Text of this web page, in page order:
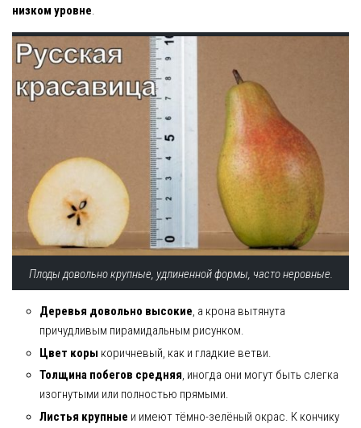
низком уровне.
Плоды довольно крупные, удлиненной формы, часто неровные.
Деревья довольно высокие, а крона вытянута
причудливым пирамидальным рисунком.
Цвет коры коричневый, как и гладкие ветви.
Толщина побегов средняя, иногда они могут быть слегка
изогнутыми или полностью прямыми.
Листья крупные и имеют тёмно-зелёный окрас. К кончику